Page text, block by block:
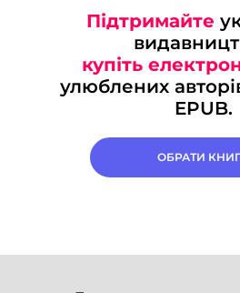
Підтримайте
купіть
улюблених
EPUB.
ОБРАТИ